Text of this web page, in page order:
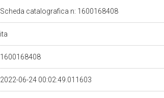
Scheda catalografica n: 1600168408
ita
1600168408
2022-06-24 00:02:49.011603